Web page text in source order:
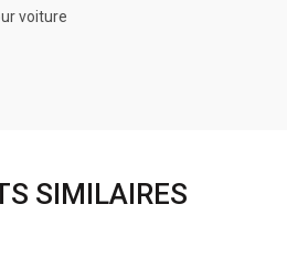
voiture
SIMILAIRES